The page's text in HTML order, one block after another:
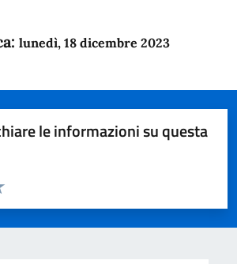
lunedì, 18 dicembre 2023
le informazioni su questa
pagina
5 stelle su 5
4 stelle su 5
su 5
su 5